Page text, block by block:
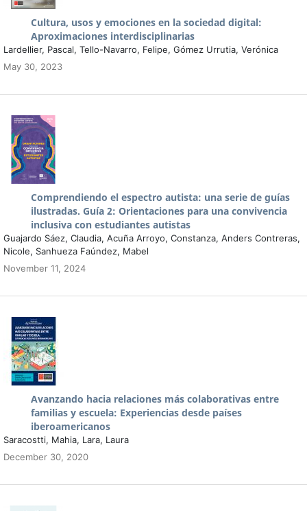
Cultura, usos y emociones en la sociedad digital:
Aproximaciones interdisciplinarias
Lardellier, Pascal, Tello-Navarro, Felipe, Gómez Urrutia, Verónica
May 30, 2023
Comprendiendo el espectro autista: una serie de guías
ilustradas. Guía 2: Orientaciones para una convivencia
inclusiva con estudiantes autistas
Guajardo Sáez, Claudia, Acuña Arroyo, Constanza, Anders Contreras,
Nicole, Sanhueza Faúndez, Mabel
November 11, 2024
Avanzando hacia relaciones más colaborativas entre
familias y escuela: Experiencias desde países
iberoamericanos
Saracostti, Mahia, Lara, Laura
December 30, 2020